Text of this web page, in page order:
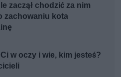
zaczął chodzić za nim
zachowaniu kota
w oczy i wie, kim jesteś?